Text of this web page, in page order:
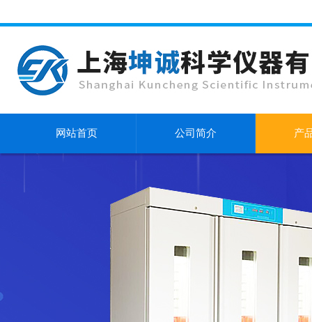
网站首页 公司简介 产